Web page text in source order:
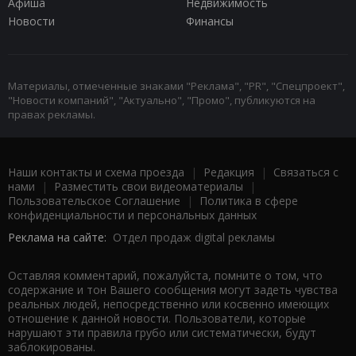
Новости
Финансы
Материалы, отмеченные знаками "Реклама", "PR", "Спецпроект",
"Новости компаний", "Актуально", "Промо", публикуются на
правах рекламы.
Наши контакты и схема проезда | Редакция | Связаться с
нами | Разместить свои видеоматериалы |
Пользовательское Соглашение |
Политика в сфере
конфиденциальности и персональных данных
Реклама на сайте: Отдел продаж digital рекламы
Оставляя комментарий, пожалуйста, помните о том, что
содержание и тон Вашего сообщения могут задеть чувства
реальных людей, непосредственно или косвенно имеющих
отношение к данной новости. Пользователи, которые
нарушают эти правила грубо или систематически, будут
заблокированы.